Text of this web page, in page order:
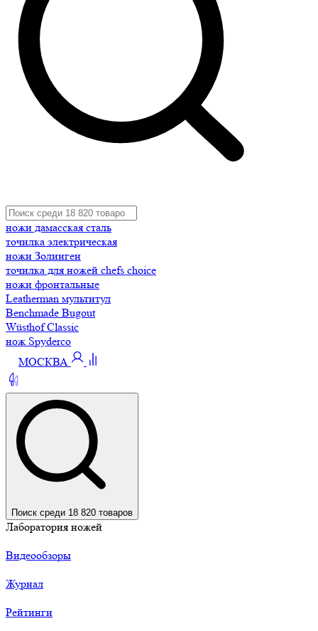
ножи дамасская сталь
точилка электрическая
ножи Золинген
точилка для ножей chefs choice
ножи фронтальные
Leatherman мультитул
Benchmade Bugout
Wüsthof Classic
нож Spyderco
МОСКВА
Поиск среди 18 820 товаров
Лаборатория ножей
Видеообзоры
Журнал
Рейтинги